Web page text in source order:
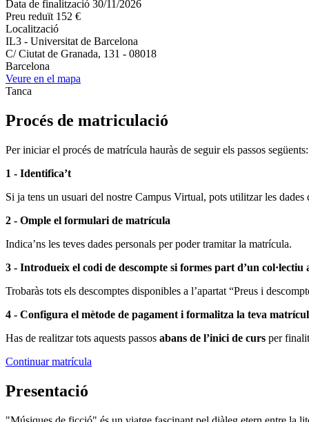
Data de finalització 30/11/2026
Preu reduït 152 €
Localització
IL3 - Universitat de Barcelona
C/ Ciutat de Granada, 131 - 08018
Barcelona
Veure en el mapa
Tanca
Procés de matriculació
Per iniciar el procés de matrícula hauràs de seguir els passos següents:
1 - Identifica’t
Si ja tens un usuari del nostre Campus Virtual, pots utilitzar les
2 - Omple el formulari de matrícula
Indica’ns les teves dades personals per poder tramitar la matrícula.
3 - Introdueix el codi de descompte si formes part d’un
Trobaràs tots els descomptes disponibles a l’apartat “Preus i
4 - Configura el mètode de pagament i formalitza la teva
Has de realitzar tots aquests passos abans de l’inici de curs per
Continuar matrícula
Presentació